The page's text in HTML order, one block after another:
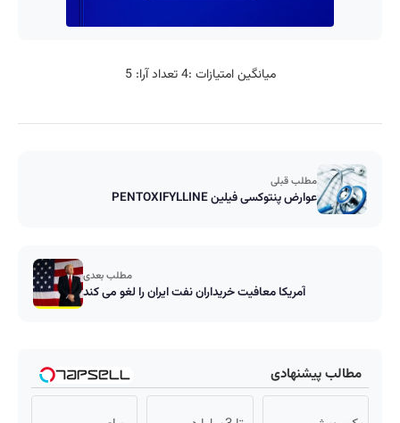
میانگین امتیازات :4تعداد آرا:5
مطلب قبلی
عوارض پنتوکسی فيلين PENTOXIFYLLINE
مطلب بعدی
آمریکا معافیت خریداران نفت ایران را لغو می کند
مطالب پیشنهادی